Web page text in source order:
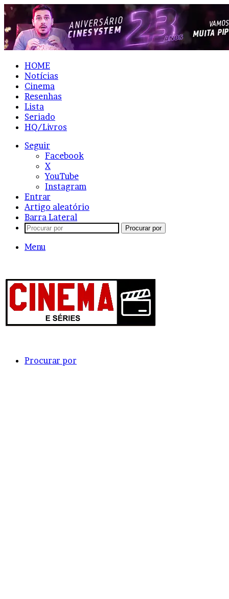
HOME
Notícias
Cinema
Resenhas
Lista
Seriado
HQ/Livros
Seguir
Facebook
X
YouTube
Instagram
Entrar
Artigo aleatório
Barra Lateral
Procurar por
Menu
Procurar por